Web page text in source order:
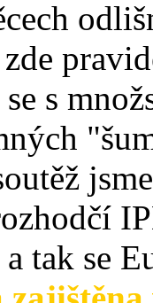
s
tak se